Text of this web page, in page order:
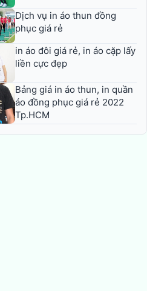
Dịch vụ in áo thun đồng
phục giá rẻ
in áo đôi giá rẻ, in áo cặp lấy
liền cực đẹp
Bảng giá in áo thun, in quần
áo đồng phục giá rẻ 2022
Tp.HCM